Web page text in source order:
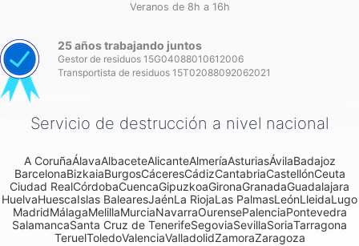
Veranos de 8h a 16h
25 años trabajando juntos
Gestor de residuos 15G04088010612006
Transportista de residuos 15T02088092062021
Servicio de destrucción a nivel nacional
A CoruñaÁlavaAlbaceteAlicanteAlmeríaAsturiasÁvilaBadajoz
BarcelonaBizkaiaBurgosCáceresCádizCantabriaCastellónCeuta
Ciudad RealCórdobaCuencaGipuzkoaGironaGranadaGuadalajara
HuelvaHuescaIslas BalearesJaénLa RiojaLas PalmasLeónLleidaLugo
MadridMálagaMelillaMurciaNavarraOurensePalenciaPontevedra
SalamancaSanta Cruz de TenerifeSegoviaSevillaSoriaTarragona
TeruelToledoValenciaValladolidZamoraZaragoza